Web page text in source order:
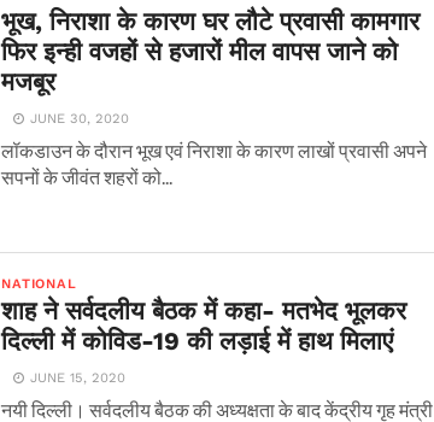
भूख, निराशा के कारण घर लौटे प्रवासी कामगार
फिर इन्ही वजहों से हजारों मील वापस जाने को
मजबूर
JUNE 30, 2020
लॉकडाउन के दौरान भूख एवं निराशा के कारण लाखों प्रवासी अपने
सपनों के जीवंत शहरों को...
NATIONAL
शाह ने सर्वदलीय बैठक में कहा- मतभेद भूलकर
दिल्ली में कोविड-19 की लड़ाई में हाथ मिलाएं
JUNE 15, 2020
नयी दिल्ली। सर्वदलीय बैठक की अध्यक्षता के बाद केंद्रीय गृह मंत्री